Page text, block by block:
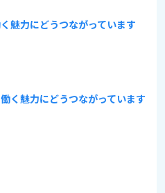
魅力にどうつながっています
く魅力にどうつながっています